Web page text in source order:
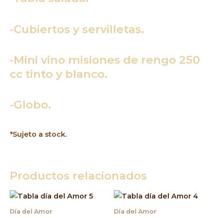
-Cubiertos y servilletas.
-Mini vino misiones de rengo 250
cc tinto y blanco.
-Globo.
*Sujeto a stock.
Productos relacionados
Día del Amor Día del Amor